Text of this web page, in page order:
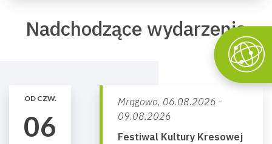
Nadchodzące wydarzenia
OD CZW.
06
Mrągowo, 06.08.2026 -
09.08.2026
Festiwal Kultury Kresowej